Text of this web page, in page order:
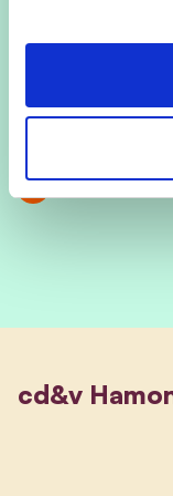
grootouder van
Christiane
0492 88
cd&v